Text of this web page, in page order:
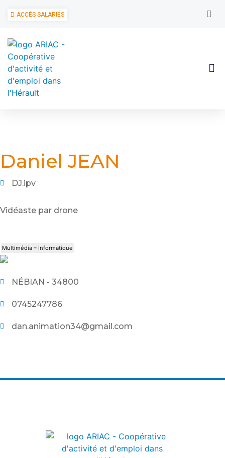
ACCÈS SALARIÉS
Daniel JEAN
DJ.ipv
Vidéaste par drone
Multimédia – Informatique
NÉBIAN - 34800
0745247786
dan.animation34@gmail.com